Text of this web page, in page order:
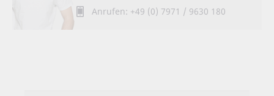
Anrufen: +49 (0) 7971 / 9630 180